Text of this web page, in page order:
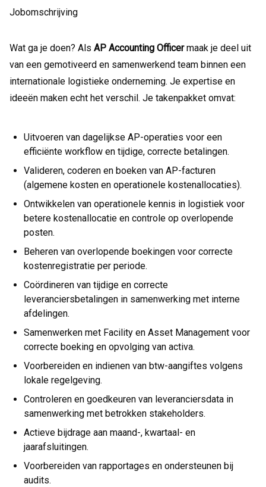
Jobomschrijving
Wat ga je doen? Als AP Accounting Officermaak je deel uit
van een gemotiveerd en samenwerkend team binnen een
internationale logistieke onderneming. Je expertise en
ideeën maken echt het verschil. Je takenpakket omvat:
Uitvoeren van dagelijkse AP-operaties voor een
efficiënte workflow en tijdige, correcte betalingen.
Valideren, coderen en boeken van AP-facturen
(algemene kosten en operationele kostenallocaties).
Ontwikkelen van operationele kennis in logistiek voor
betere kostenallocatie en controle op overlopende
posten.
Beheren van overlopende boekingen voor correcte
kostenregistratie per periode.
Coördineren van tijdige en correcte
leveranciersbetalingen in samenwerking met interne
afdelingen.
Samenwerken met Facility en Asset Management voor
correcte boeking en opvolging van activa.
Voorbereiden en indienen van btw-aangiftes volgens
lokale regelgeving.
Controleren en goedkeuren van leveranciersdata in
samenwerking met betrokken stakeholders.
Actieve bijdrage aan maand-, kwartaal- en
jaarafsluitingen.
Voorbereiden van rapportages en ondersteunen bij
audits.